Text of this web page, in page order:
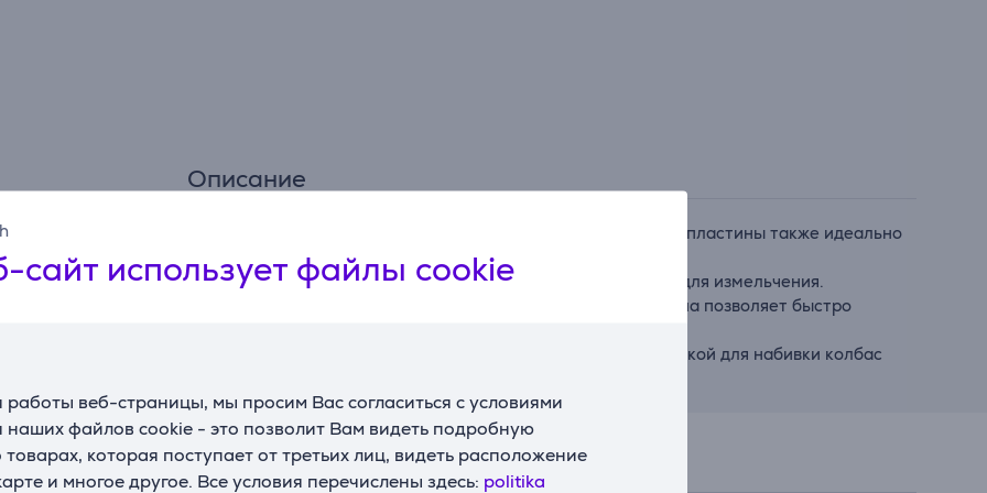
сайт использует файлы cookie
веб-страницы, мы просим Вас согласиться с условиями
наших файлов cookie - это позволит Вам видеть подробную
которая поступает от третьих лиц, видеть расположение
и многое другое. Все условия перечислены здесь: politika
Описание
для тонкого измельчения. Помимо использования в качестве мясорубки, пластины также идеально
овощей, фруктов, орехов и сыра.
который позволяет безопасно проталкивать ингредиенты к пластинам для измельчения.
всех планетарных миксеров стала еще надежнее и проще в использовании. Она позволяет быстро
эту насадку-мясорубку вместе с протиркой для фруктов и овощей или насадкой для набивки колбас
Подходящие товары